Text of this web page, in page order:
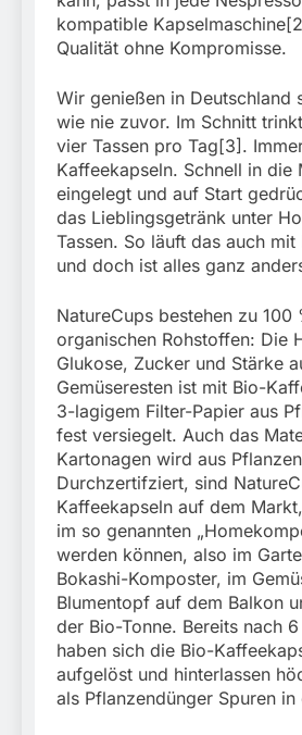
/
Eingriffs in
Bahnverkehr
5. August 2026
kompatible
Qualität ohne Kompromisse.
Wir genießen in Deutschland
wie nie zuvor. Im Schnitt
vier Tassen pro Tag[3].
Kaffeekapseln. Schnell in die
eingelegt und auf Start
das Lieblingsgetränk unter
Tassen. So läuft das auch mit
und doch ist alles ganz
NatureCups bestehen zu 100
organischen Rohstoffen: Die
Glukose, Zucker und Stärke
Gemüseresten ist mit Bio-
3-lagigem Filter-Papier aus
fest versiegelt. Auch das
Kartonagen wird aus
Durchzertifziert, sind
Kaffeekapseln auf dem
im so genannten
werden können, also im
Bokashi-Komposter, im
Blumentopf auf dem Balkon
der Bio-Tonne. Bereits nach
haben sich die Bio-
aufgelöst und hinterlassen
als Pflanzendünger Spuren